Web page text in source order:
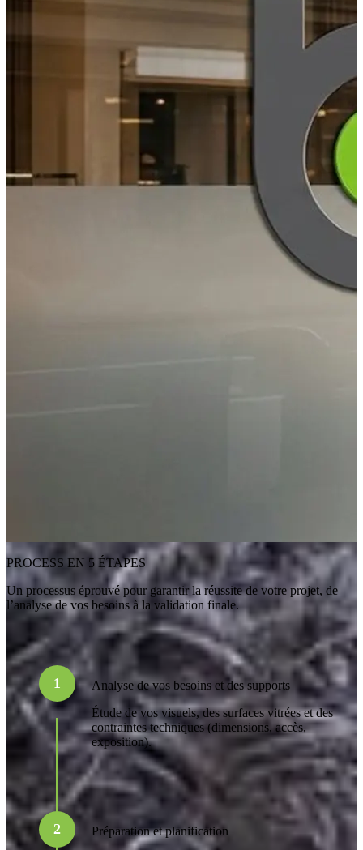
PROCESS EN 5 ÉTAPES
Un processus éprouvé pour garantir la réussite de votre projet, de
l’analyse de vos besoins à la validation finale.
1
Analyse de vos besoins et des supports
Étude de vos visuels, des surfaces vitrées et des
contraintes techniques (dimensions, accès,
exposition).
2
Préparation et planification